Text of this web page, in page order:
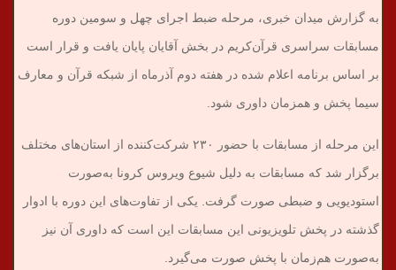
به گزارش میدان خبری، مرحله ضبط اجرای چهل و سومین دوره
مسابقات سراسری قرآن‌کریم در بخش آقایان پایان یافت و قرار است
بر اساس برنامه اعلام شده در هفته دوم آذرماه از شبکه قرآن و معارف
سیما پخش و همزمان داوری شود.
این مرحله از مسابقات با حضور ۲۳۰ شرکت‌کننده از استان‌های مختلف
برگزار شد که مسابقات به دلیل شیوع ویروس کرونا به‌صورت
استودیویی و ضبطی صورت گرفت. یکی از تفاوت‌های این دوره با ادوار
گذشته در پخش تلویزیونی این مسابقات این است که داوری آن نیز
به‌صورت هم‌زمان با پخش صورت می‌گیرد.